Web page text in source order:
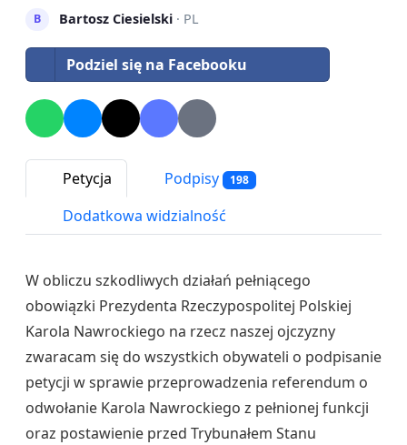
B Bartosz Ciesielski· PL
Podziel się na Facebooku
Petycja Podpisy 198
Dodatkowa widzialność
W obliczu szkodliwych działań pełniącego
obowiązki Prezydenta Rzeczypospolitej Polskiej
Karola Nawrockiego na rzecz naszej ojczyzny
zwaracam się do wszystkich obywateli o podpisanie
petycji w sprawie przeprowadzenia referendum o
odwołanie Karola Nawrockiego z pełnionej funkcji
oraz postawienie przed Trybunałem Stanu